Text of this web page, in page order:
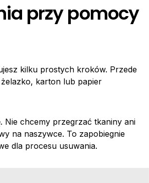
przy pomocy
kilku prostych kroków. Przede
karton lub papier
Nie chcemy przegrzać tkaniny ani
na naszywce. To zapobiegnie
dla procesu usuwania.